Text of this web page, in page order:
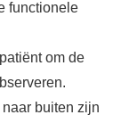
functionele
om de
buiten zijn